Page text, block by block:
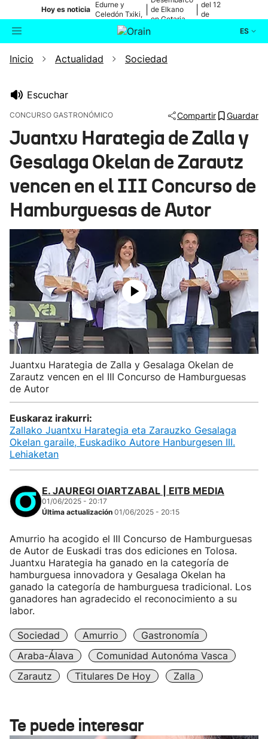
Hoy es noticia
Edurne y
Celedón Txiki,
en directo
de Elkano
en Getaria
del 12
de
ES
Buscador Actualidad
Ikusmiran
Eguraldia
Inicio Actualidad Sociedad
Escuchar
CONCURSO GASTRONÓMICO Compartir Guardar
Juantxu Harategia de Zalla y
Gesalaga Okelan de Zarautz
vencen en el III Concurso de
Hamburguesas de Autor
Juantxu Harategia de Zalla y Gesalaga Okelan de
Zarautz vencen en el III Concurso de Hamburguesas
de Autor
Euskaraz irakurri:
Zallako Juantxu Harategia eta Zarauzko Gesalaga
Okelan garaile, Euskadiko Autore Hanburgesen III.
Lehiaketan
E. JAUREGI OIARTZABAL | EITB MEDIA
01/06/2025 - 20:17
Última actualización 01/06/2025 - 20:15
Amurrio ha acogido el III Concurso de Hamburguesas
de Autor de Euskadi tras dos ediciones en Tolosa.
Juantxu Harategia ha ganado en la categoría de
hamburguesa innovadora y Gesalaga Okelan ha
ganado la categoría de hamburguesa tradicional. Los
ganadores han agradecido el reconocimiento a su
labor.
Sociedad Amurrio
Gastronomía
Araba-Álava
Comunidad Autonóma Vasca
Zarautz
Titulares De Hoy Zalla
Te puede interesar